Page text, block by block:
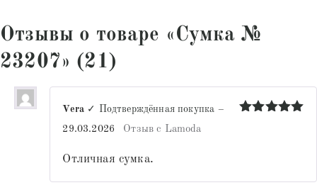
Отзывы о товаре «Сумка №
23207» (21)
Vera ✓ Подтверждённая покупка –
29.03.2026
Отзыв с Lamoda
Отличная сумка.